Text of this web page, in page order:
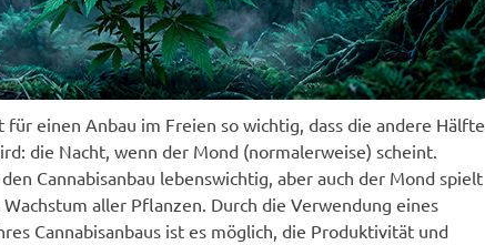
für einen Anbau im Freien so wichtig, dass die andere Hälfte
die Nacht, wenn der Mond (normalerweise) scheint.
Cannabisanbau lebenswichtig, aber auch der Mond spielt
aller Pflanzen. Durch die Verwendung eines
Cannabisanbaus ist es möglich, die Produktivität und